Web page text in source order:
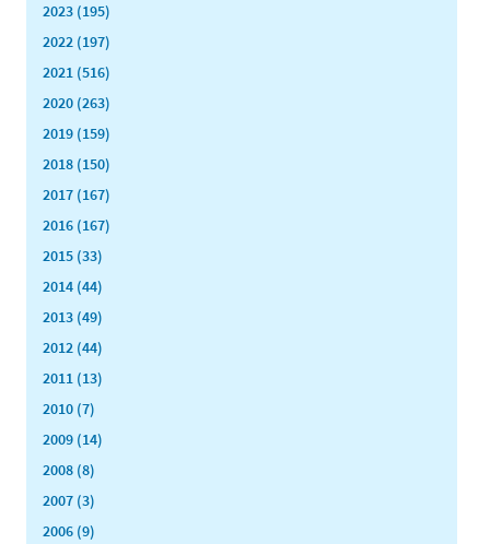
2023 (195)
2022 (197)
2021 (516)
2020 (263)
2019 (159)
2018 (150)
2017 (167)
2016 (167)
2015 (33)
2014 (44)
2013 (49)
2012 (44)
2011 (13)
2010 (7)
2009 (14)
2008 (8)
2007 (3)
2006 (9)